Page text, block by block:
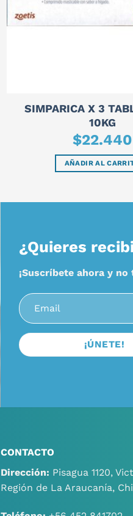
SIMPARICA X 3
10KG
$22.440
AÑADIR AL
¿Quieres
¡Suscríbete ahora y
CONTACTO
Dirección: Pisagua 1120,
Región de La Araucanía,